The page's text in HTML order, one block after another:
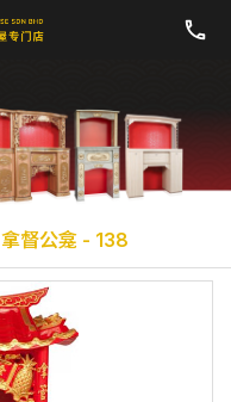
拿督公龛 - 138